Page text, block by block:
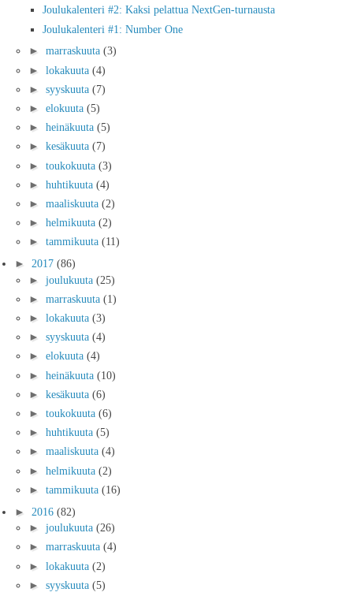
Joulukalenteri #2: Kaksi pelattua NextGen-turnausta
Joulukalenteri #1: Number One
► marraskuuta (3)
► lokakuuta (4)
► syyskuuta (7)
► elokuuta (5)
► heinäkuuta (5)
► kesäkuuta (7)
► toukokuuta (3)
► huhtikuuta (4)
► maaliskuuta (2)
► helmikuuta (2)
► tammikuuta (11)
► 2017 (86)
► joulukuuta (25)
► marraskuuta (1)
► lokakuuta (3)
► syyskuuta (4)
► elokuuta (4)
► heinäkuuta (10)
► kesäkuuta (6)
► toukokuuta (6)
► huhtikuuta (5)
► maaliskuuta (4)
► helmikuuta (2)
► tammikuuta (16)
► 2016 (82)
► joulukuuta (26)
► marraskuuta (4)
► lokakuuta (2)
► syyskuuta (5)